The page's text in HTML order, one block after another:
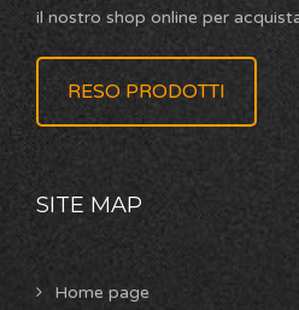
il nostro shop online per
RESO PRODOTTI
SITE MAP
Home page